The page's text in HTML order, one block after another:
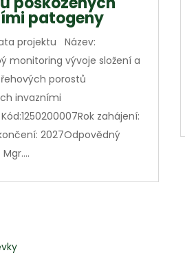
patogeny
projektu Název:
monitoring vývoje složení a
porostů
invazními
zahájení:
2027Odpovědný